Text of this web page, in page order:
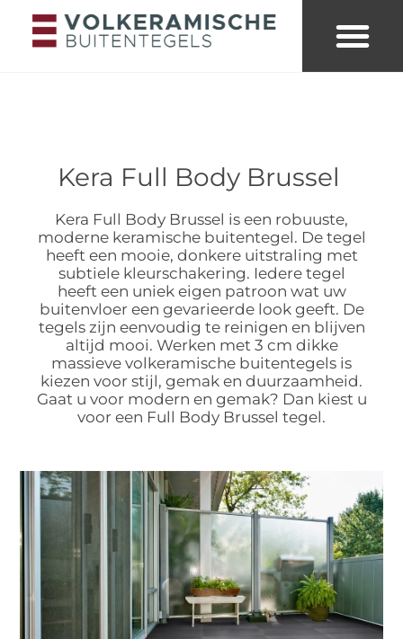
Kera Full Body Brussel
Kera Full Body Brussel is een robuuste,
moderne keramische buitentegel. De tegel
heeft een mooie, donkere uitstraling met
subtiele kleurschakering. Iedere tegel
heeft een uniek eigen patroon wat uw
buitenvloer een gevarieerde look geeft. De
tegels zijn eenvoudig te reinigen en blijven
altijd mooi. Werken met 3 cm dikke
massieve volkeramische buitentegels is
kiezen voor stijl, gemak en duurzaamheid.
Gaat u voor modern en gemak? Dan kiest u
voor een Full Body Brussel tegel.